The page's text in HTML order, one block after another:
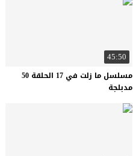
45:50
مسلسل ما زلت في 17 الحلقة 50
مدبلجة